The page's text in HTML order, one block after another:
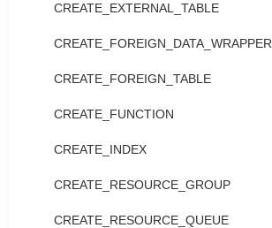
CREATE_EXTERNAL_TABLE
CREATE_FOREIGN_DATA_WRAPPER
CREATE_FOREIGN_TABLE
CREATE_FUNCTION
CREATE_INDEX
CREATE_RESOURCE_GROUP
CREATE_RESOURCE_QUEUE